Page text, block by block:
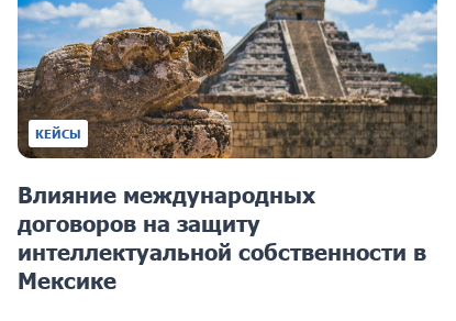
КЕЙСЫ
Влияние международных
договоров на защиту
интеллектуальной собственности в
Мексике